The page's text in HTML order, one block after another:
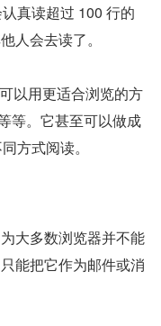
真读超过 100 行的
人会去读了。
以用更适合浏览的方
等。它甚至可以做成
方式阅读。
大多数浏览器并不能
能把它作为邮件或消